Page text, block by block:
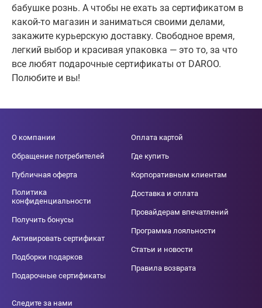
бабушке рознь. А чтобы не ехать за сертификатом в
какой-то магазин и заниматься своими делами,
закажите курьерскую доставку. Свободное время,
легкий выбор и красивая упаковка — это то, за что
все любят подарочные сертификаты от DAROO.
Полюбите и вы!
О компании
Обращение потребителей
Публичная оферта
Политика
конфиденциальности
Получить бонусы
Активировать сертификат
Подборки подарков
Подарочные сертификаты
Оплата картой
Где купить
Корпоративным клиентам
Доставка и оплата
Провайдерам впечатлений
Программа лояльности
Статьи и новости
Правила возврата
Следите за нами